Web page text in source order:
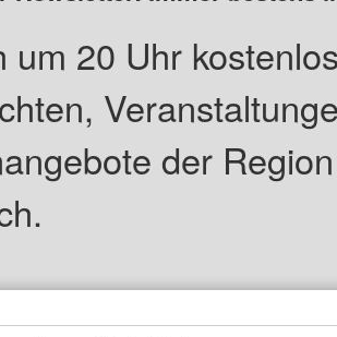
um 20 Uhr
der